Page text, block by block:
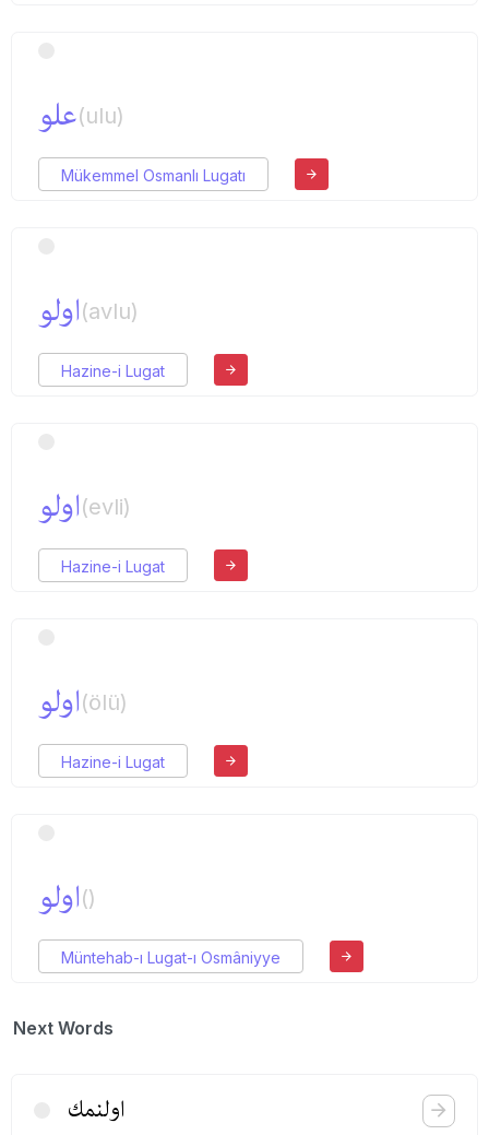
علو(ulu)
Mükemmel Osmanlı Lugatı
اولو(avlu)
Hazine-i Lugat
اولو(evli)
Hazine-i Lugat
اولو(ölü)
Hazine-i Lugat
اولو()
Müntehab-ı Lugat-ı Osmâniyye
Next Words
اولنمك